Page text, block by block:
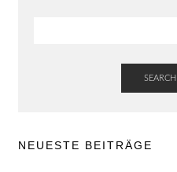
SEARCH
NEUESTE BEITRÄGE